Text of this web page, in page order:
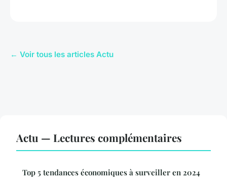
← Voir tous les articles Actu
Actu — Lectures complémentaires
Top 5 tendances économiques à surveiller en 2024